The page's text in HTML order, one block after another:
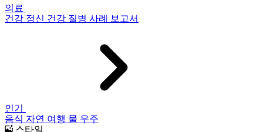
의료
건강 정신 건강 질병 사례 보고서
인기
음식 자연 여행 물 우주
스타일